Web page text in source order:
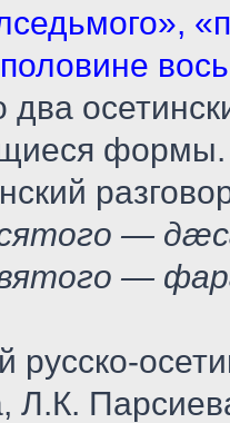
два
формы.
—
—
Л.К.